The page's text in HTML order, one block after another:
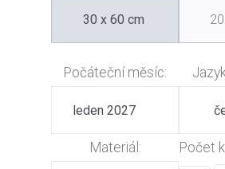
30 x 60 cm
Počáteční měsíc:
leden 2027
Materiál: Počet